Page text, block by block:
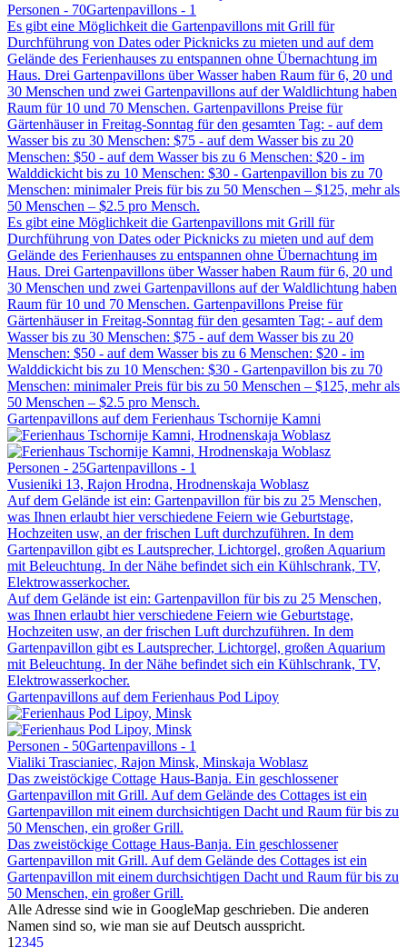
Personen - 70Gartenpavillons - 1
Es gibt eine Möglichkeit die Gartenpavillons mit Grill für
Durchführung von Dates oder Picknicks zu mieten und auf dem
Gelände des Ferienhauses zu entspannen ohne Übernachtung im
Haus. Drei Gartenpavillons über Wasser haben Raum für 6, 20 und
30 Menschen und zwei Gartenpavillons auf der Waldlichtung haben
Raum für 10 und 70 Menschen. Gartenpavillons Preise für
Gärtenhäuser in Freitag-Sonntag für den gesamten Tag: - auf dem
Wasser bis zu 30 Menschen: $75 - auf dem Wasser bis zu 20
Menschen: $50 - auf dem Wasser bis zu 6 Menschen: $20 - im
Walddickicht bis zu 10 Menschen: $30 - Gartenpavillon bis zu 70
Menschen: minimaler Preis für bis zu 50 Menschen – $125, mehr als
50 Menschen – $2.5 pro Mensch.
Es gibt eine Möglichkeit die Gartenpavillons mit Grill für
Durchführung von Dates oder Picknicks zu mieten und auf dem
Gelände des Ferienhauses zu entspannen ohne Übernachtung im
Haus. Drei Gartenpavillons über Wasser haben Raum für 6, 20 und
30 Menschen und zwei Gartenpavillons auf der Waldlichtung haben
Raum für 10 und 70 Menschen. Gartenpavillons Preise für
Gärtenhäuser in Freitag-Sonntag für den gesamten Tag: - auf dem
Wasser bis zu 30 Menschen: $75 - auf dem Wasser bis zu 20
Menschen: $50 - auf dem Wasser bis zu 6 Menschen: $20 - im
Walddickicht bis zu 10 Menschen: $30 - Gartenpavillon bis zu 70
Menschen: minimaler Preis für bis zu 50 Menschen – $125, mehr als
50 Menschen – $2.5 pro Mensch.
Gartenpavillons auf dem Ferienhaus Tschornije Kamni
Personen - 25Gartenpavillons - 1
Vusieniki 13, Rajon Hrodna, Hrodnenskaja Woblasz
Auf dem Gelände ist ein: Gartenpavillon für bis zu 25 Menschen,
was Ihnen erlaubt hier verschiedene Feiern wie Geburtstage,
Hochzeiten usw, an der frischen Luft durchzuführen. In dem
Gartenpavillon gibt es Lautsprecher, Lichtorgel, großen Aquarium
mit Beleuchtung. In der Nähe befindet sich ein Kühlschrank, TV,
Elektrowasserkocher.
Auf dem Gelände ist ein: Gartenpavillon für bis zu 25 Menschen,
was Ihnen erlaubt hier verschiedene Feiern wie Geburtstage,
Hochzeiten usw, an der frischen Luft durchzuführen. In dem
Gartenpavillon gibt es Lautsprecher, Lichtorgel, großen Aquarium
mit Beleuchtung. In der Nähe befindet sich ein Kühlschrank, TV,
Elektrowasserkocher.
Gartenpavillons auf dem Ferienhaus Pod Lipoy
Personen - 50Gartenpavillons - 1
Vialiki Trascianiec, Rajon Minsk, Minskaja Woblasz
Das zweistöckige Cottage Haus-Banja. Ein geschlossener
Gartenpavillon mit Grill. Auf dem Gelände des Cottages ist ein
Gartenpavillon mit einem durchsichtigen Dacht und Raum für bis zu
50 Menschen, ein großer Grill.
Das zweistöckige Cottage Haus-Banja. Ein geschlossener
Gartenpavillon mit Grill. Auf dem Gelände des Cottages ist ein
Gartenpavillon mit einem durchsichtigen Dacht und Raum für bis zu
50 Menschen, ein großer Grill.
Alle Adresse sind wie in GoogleMap geschrieben. Die anderen
Namen sind so, wie man sie auf Deutsch ausspricht.
1 2345